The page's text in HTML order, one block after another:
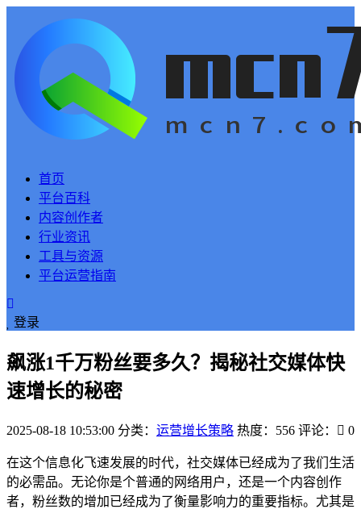
首页
平台百科
内容创作者
行业资讯
工具与资源
平台运营指南
登录
飙涨1千万粉丝要多久？揭秘社交媒体快
速增长的秘密
2025-08-18 10:53:00 分类： 运营增长策略 热度：556 评论： 0
在这个信息化飞速发展的时代，社交媒体已经成为了我们生活
的必需品。无论你是个普通的网络用户，还是一个内容创作
者，粉丝数的增加已经成为了衡量影响力的重要指标。尤其是